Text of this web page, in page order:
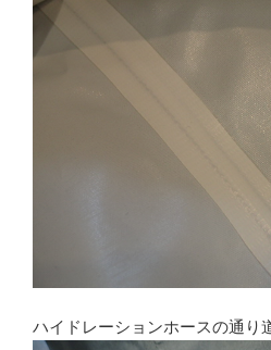
ハイドレーションホースの通り